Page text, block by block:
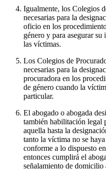
Igualmente, los Colegios
necesarias para la
oficio en los
género y para asegurar su
las víctimas.
Los Colegios de
necesarias para la
procuradora en los
de género cuando la
particular.
El abogado o abogada
también habilitación legal
aquella hasta la
tanto la víctima no se
conforme a lo dispuesto
entonces cumplirá el
señalamiento de